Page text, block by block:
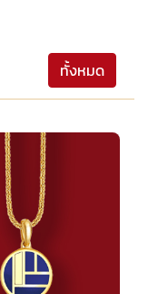
ทั้งหมด